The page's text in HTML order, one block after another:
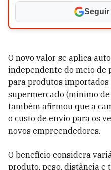
O novo valor se aplica
independente do meio de
para produtos importados
supermercado (mínimo
também afirmou que a
o custo de envio para os
novos empreendedores.
O benefício considera
produto, peso, distância e